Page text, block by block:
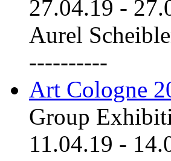
27.04.19 -
Aurel
----------
Art Cologne
Group
11.04.19 -